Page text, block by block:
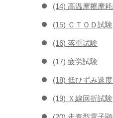
(14) 高温摩擦摩
(15) ＣＴＯＤ試験
(16) 落重試験
(17) 疲労試験
(18) 低ひずみ速
(19) Ｘ線回折試験